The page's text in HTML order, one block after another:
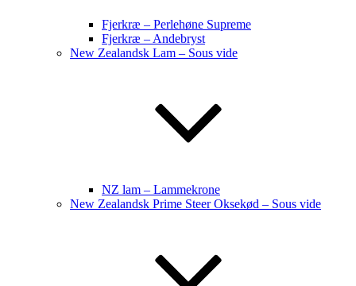
Fjerkræ – Perlehøne Supreme
Fjerkræ – Andebryst
New Zealandsk Lam – Sous vide
NZ lam – Lammekrone
New Zealandsk Prime Steer Oksekød – Sous vide